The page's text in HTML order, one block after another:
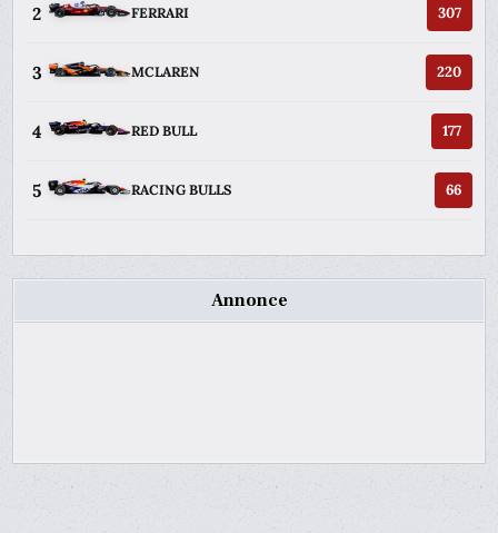
2 FERRARI 307
3 MCLAREN 220
4 RED BULL 177
5 RACING BULLS 66
Annonce